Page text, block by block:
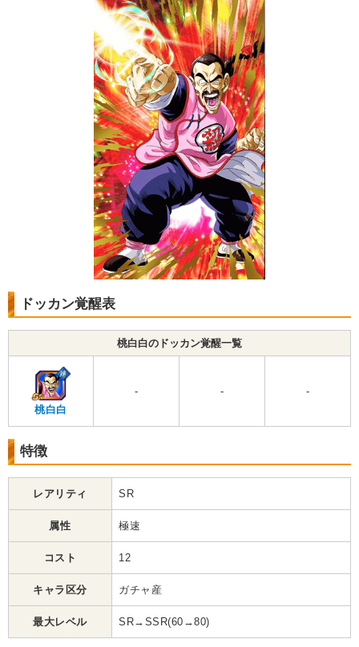
ドッカン覚醒表
桃白白のドッカン覚醒一覧
桃白白
- - -
特徴
レアリティ SR
属性 極速
コスト 12
キャラ区分 ガチャ産
最大レベル SR→SSR(60→80)